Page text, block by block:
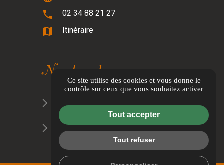
phone 02 34 88 21 27
map Itinéraire
Nos brochures
CARTE TRAITEUR 2026/2027
Ce site utilise des cookies et vous donne le
contrôle sur ceux que vous souhaitez activer
Tout accepter
Tout refuser